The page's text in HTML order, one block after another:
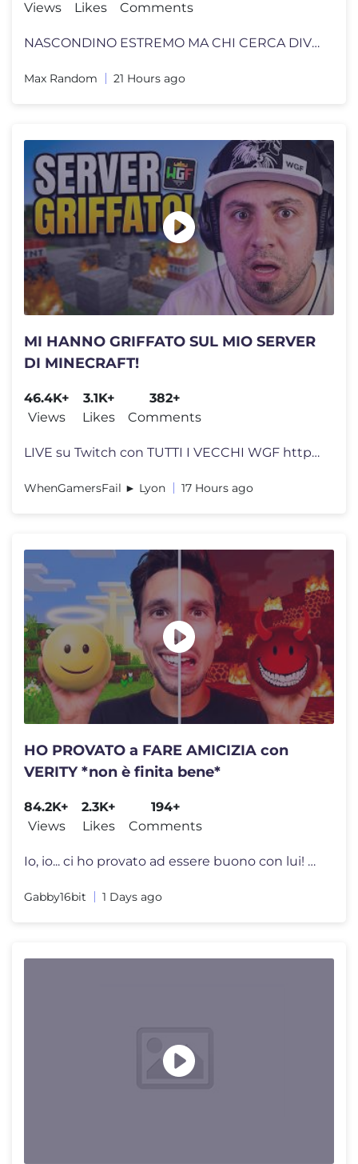
Views Likes Comments
NASCONDINO ESTREMO MA CHI CERCA DIVENTA UN MOSTRO CON LA MIA FAMIGLIA.
Max Random 21 Hours ago
MI HANNO GRIFFATO SUL MIO SERVER
DI MINECRAFT!
46.4K+
Views
3.1K+
Likes
382+
Comments
LIVE su Twitch con TUTTI I VECCHI WGF https://www.twitch.tv/lyonwgfliv
WhenGamersFail ► Lyon 17 Hours ago
HO PROVATO a FARE AMICIZIA con
VERITY *non è finita bene*
84.2K+
Views
2.3K+
Likes
194+
Comments
Io, io... ci ho provato ad essere buono con lui! ORDINA IL NUOVO MANGA
Gabby16bit 1 Days ago